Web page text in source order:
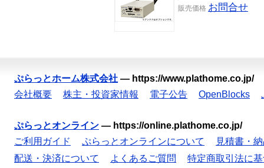
販売価格 お問合せ
ぷらっとホーム株式会社 — https://www.plathome.co.jp/
会社概要
株主・投資家情報 電子公告 OpenBlocks
ぷらっとオンライン — https://online.plathome.co.jp/
ご利用ガイド
ぷらっとオンラインについて
見積書・
配送・決済について
よくあるご質問
特定商取引法に